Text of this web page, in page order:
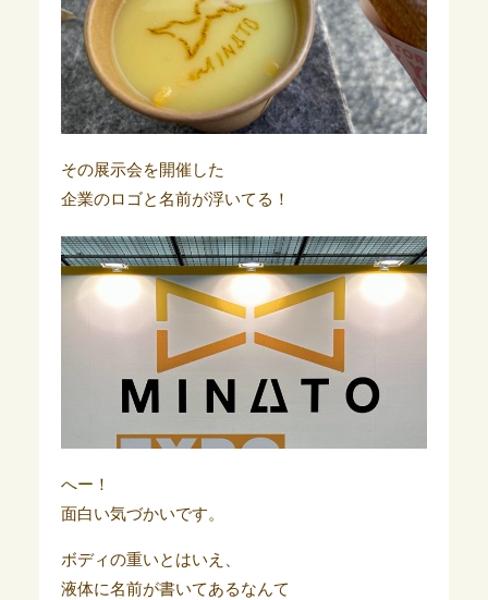
その展示会を開催した
企業のロゴと名前が浮いてる！
へー！
面白い気づかいです。
ボディの重いとはいえ、
液体に名前が書いてあるなんて